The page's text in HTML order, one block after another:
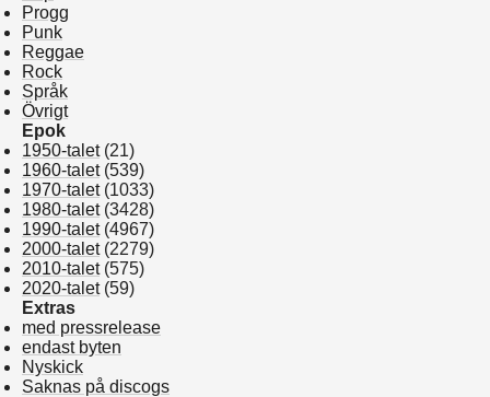
Progg
Punk
Reggae
Rock
Språk
Övrigt
Epok
1950-talet(21)
1960-talet(539)
1970-talet(1033)
1980-talet(3428)
1990-talet(4967)
2000-talet(2279)
2010-talet(575)
2020-talet(59)
Extras
med pressrelease
endast byten
Nyskick
Saknas på discogs